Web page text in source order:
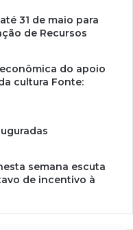
31 de maio para
de Recursos
do apoio
cultura Fonte:
semana escuta
de incentivo à